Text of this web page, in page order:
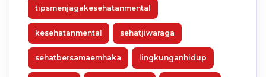
tipsmenjagakesehatanmental
kesehatanmental sehatjiwaraga
sehatbersamaemhaka lingkunganhidup